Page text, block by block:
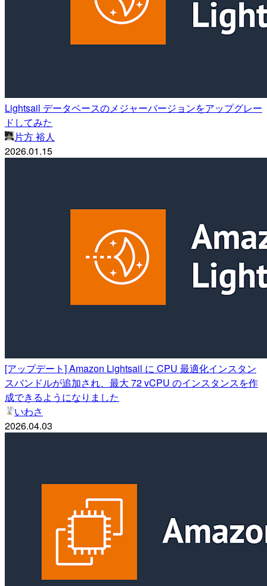
Lightsail データベースのメジャーバージョンをアップグレー
ドしてみた
片方 裕人
2026.01.15
[アップデート] Amazon Lightsail に CPU 最適化インスタン
スバンドルが追加され、最大 72 vCPU のインスタンスを作
成できるようになりました
いわさ
2026.04.03